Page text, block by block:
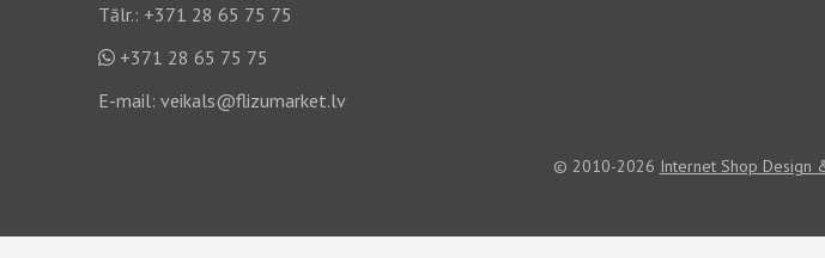
Tālr.: +371 28 65 75 75
+371 28 65 75 75
E-mail: veikals@flizumarket.lv
© 2010-2026 Internet Shop Design